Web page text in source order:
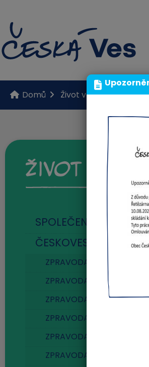
Domů Život v obci
Život v obci
SPOLEČENSKÝ ŽIVOT
ZPRAVODAJ 2026
ZPRAVODAJ 2025
ZPRAVODAJ 2024
ZPRAVODAJ 2023
ZPRAVODAJ 2022
ZPRAVODAJ 2021